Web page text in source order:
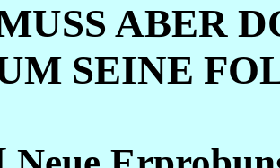
ABER
SEINE